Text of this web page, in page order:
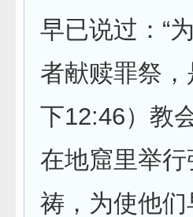
早已说过：“
者献赎罪祭
下12:46）教
在地窟里举
祷，为使他